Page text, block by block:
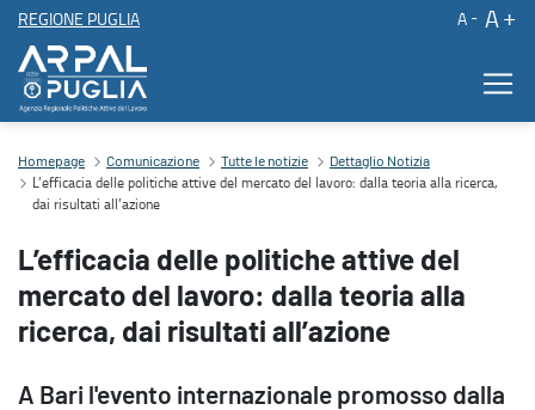
REGIONE PUGLIA A A
L’efficacia delle politiche attive del mercato del lavoro: dalla
Contenuto principale
Homepage Comunicazione Tutte le notizie Dettaglio Notizia
L’efficacia delle politiche attive del mercato del lavoro: dalla teoria alla ricerca,
dai risultati all’azione
L’efficacia delle politiche attive del
mercato del lavoro: dalla teoria alla
ricerca, dai risultati all’azione
A Bari l'evento internazionale promosso dalla